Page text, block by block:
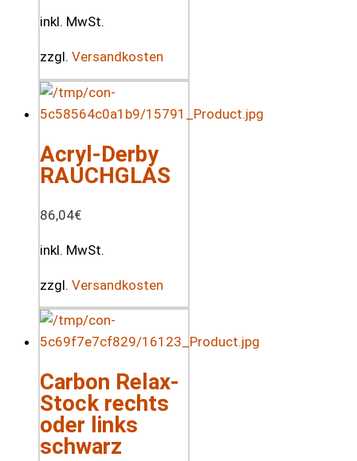
inkl. MwSt.
zzgl. Versandkosten
Acryl-Derby
RAUCHGLAS
86,04€
inkl. MwSt.
zzgl. Versandkosten
Carbon Relax-
Stock rechts
oder links
schwarz